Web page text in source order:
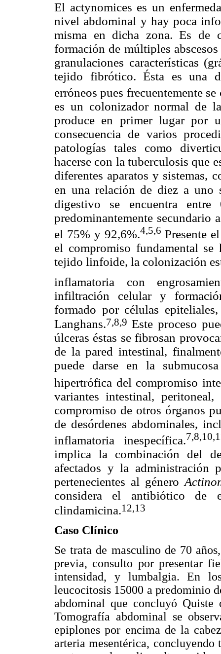
El actynomices es un
nivel abdominal y hay poca
misma en dicha zona. Es de
formación de múltiples
granulaciones características
tejido fibrótico. Ésta es una
erróneos pues frecuentemente
es un colonizador normal de
produce en primer lugar por
consecuencia de varios
patologías tales como
hacerse con la tuberculosis que
diferentes aparatos y sistemas,
en una relación de diez a uno
digestivo se encuentra
predominantemente secundario
el 75% y 92,6%.4,5,6 Presente
el compromiso fundamental se
tejido linfoide, la colonización
inflamatoria con
infiltración celular y
formado por células
Langhans.7,8,9Este proceso
úlceras éstas se fibrosan
de la pared intestinal,
puede darse en la
hipertrófica del compromiso
variantes intestinal,
compromiso de otros órganos
de desórdenes abdominales,
inflamatoria inespecífica.
implica la combinación del
afectados y la administración
pertenecientes al género
considera el antibiótico de
clindamicina.12,13
Caso Clínico
Se trata de masculino de 70
previa, consulto por presentar
intensidad, y lumbalgia. En
leucocitosis 15000 a predominio
abdominal que concluyó
Tomografía abdominal se
epiplones por encima de la
arteria mesentérica,